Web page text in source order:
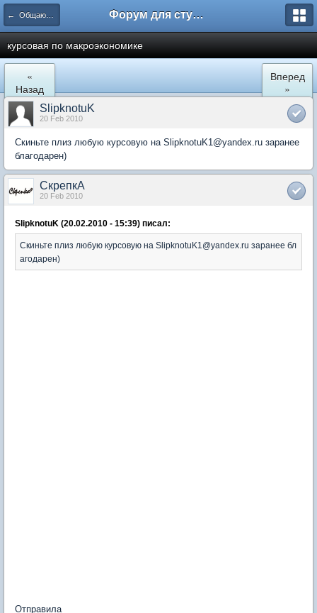
← Общаются экономисты Форум для студента СГА
курсовая по макроэкономике
«
Назад
Вперед
»
SlipknotuK
20 Feb 2010
Скиньте плиз любую курсовую на SlipknotuK1@yandex.ru заранее
благодарен)
СкрепкА
20 Feb 2010
SlipknotuK (20.02.2010 - 15:39) писал:
Скиньте плиз любую курсовую на SlipknotuK1@yandex.ru заранее бл
агодарен)
Отправила